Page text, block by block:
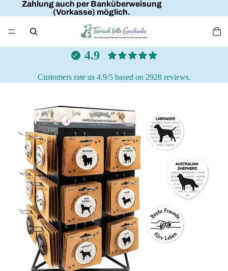
Zahlung auch per Banküberweisung
(Vorkasse) möglich.
4.9
Customers rate us 4.9/5 based on 2928 reviews.